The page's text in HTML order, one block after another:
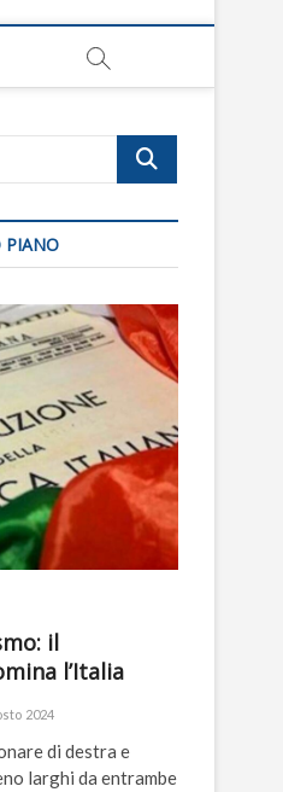
Cerca
PIANO
il
l’Italia
2024
di destra e
larghi da entrambe